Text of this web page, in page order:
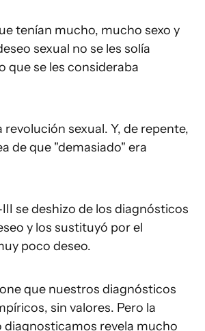
tenían mucho, mucho sexo y
sexual no se les solía
que se les consideraba
revolución sexual. Y, de repente,
de que "demasiado" era
III se deshizo de los diagnósticos
y los sustituyó por el
poco deseo.
que nuestros diagnósticos
sin valores. Pero la
diagnosticamos revela mucho